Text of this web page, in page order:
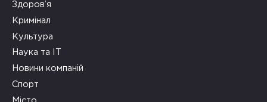
Здоров’я
Кримінал
Культура
Наука та ІТ
Новини компаній
Спорт
Місто